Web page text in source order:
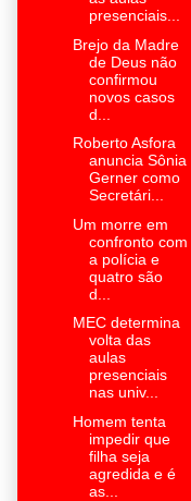
presenciais...
Brejo da Madre
de Deus não
confirmou
novos casos
d...
Roberto Asfora
anuncia Sônia
Gerner como
Secretári...
Um morre em
confronto com
a polícia e
quatro são
d...
MEC determina
volta das
aulas
presenciais
nas univ...
Homem tenta
impedir que
filha seja
agredida e é
as...